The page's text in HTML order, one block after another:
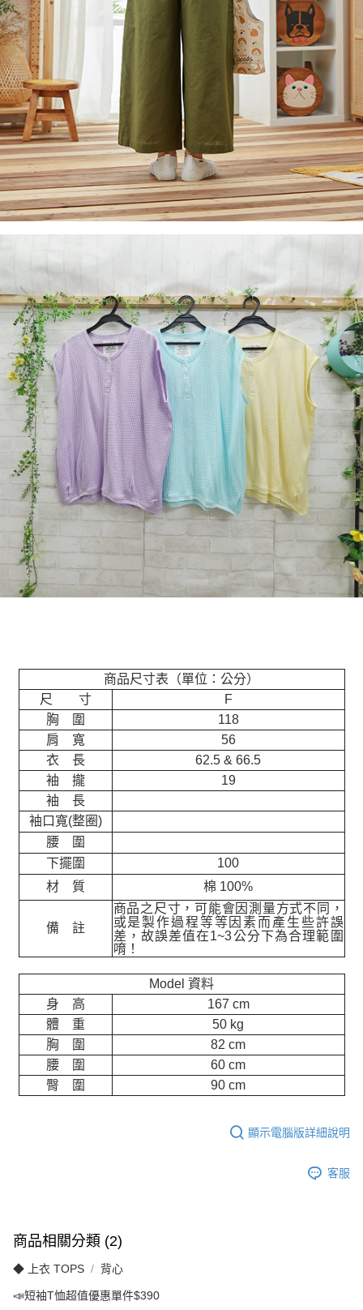
商品尺寸表（單位：公分）
尺 寸
F
胸 圍
118
肩 寬
56
衣 長
62.5 & 66.5
袖 攏
19
袖 長
袖口寬(整圈)
腰 圍
下擺圍
100
材 質
棉 100%
備 註
商品之尺寸，可能會因測量方式不同，
或是製作過程等等因素而產生些許誤
差，故誤差值在1~3公分下為合理範圍
唷！
Model 資料
身 高
167 cm
體 重
50 kg
胸 圍
82 cm
腰 圍
60 cm
臀 圍
90 cm
顯示電腦版詳細說明
客服
商品相關分類 (2)
◆ 上衣 TOPS 背心
📣短袖T恤超值優惠單件$390